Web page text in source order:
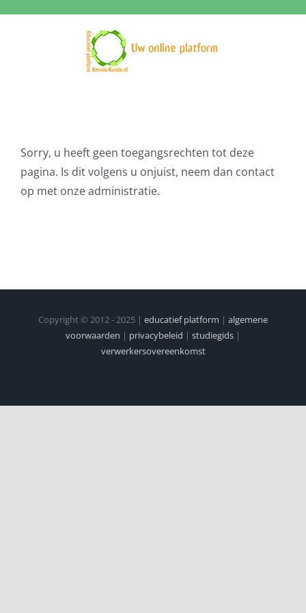
Sorry, u heeft geen toegangsrechten tot deze
pagina. Is dit volgens u onjuist, neem dan contact
op met onze administratie.
Copyright © 2012 - 2025 | educatief platform | algemene
voorwaarden | privacybeleid | studiegids |
verwerkersovereenkomst